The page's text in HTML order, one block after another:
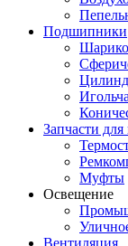
Подшипники
Запчасти
Муфты
Освещение
Вентиляция